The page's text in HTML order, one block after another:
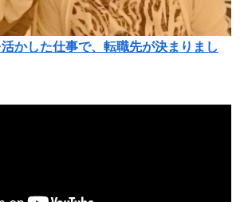
かした仕事で、転職先が決まりまし